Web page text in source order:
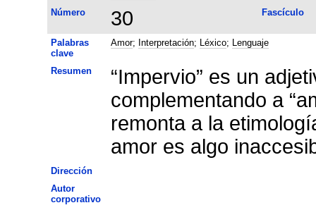
Número 30 Fascículo
Palabras
clave
Amor; Interpretación; Léxico; Lenguaje
Resumen
“Impervio” es un
complementando a
remonta a la
amor es algo
Dirección
Autor
corporativo